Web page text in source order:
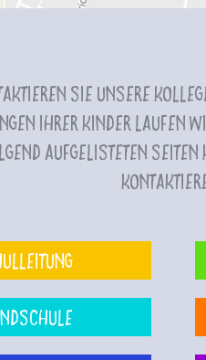
Sie unsere
Ihrer Kinder laufen
aufgelisteten